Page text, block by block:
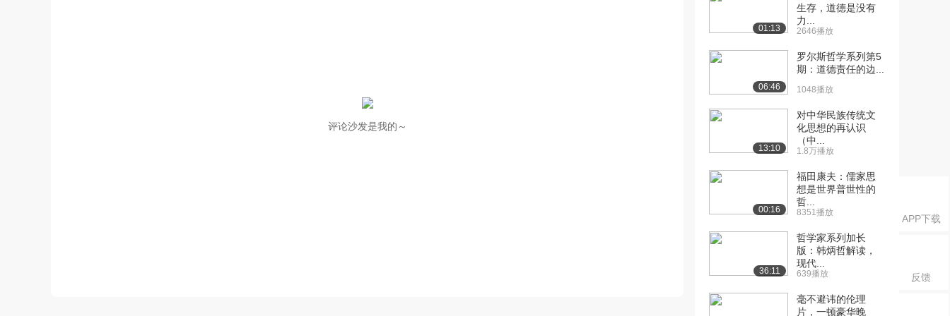
APP下载
反馈
评论沙发是我的～
01:13
生存，道德是没有
力...
2646播放
06:46
罗尔斯哲学系列第5
期：道德责任的边...
1048播放
13:10
对中华民族传统文
化思想的再认识
（中...
1.8万播放
00:16
福田康夫：儒家思
想是世界普世性的
哲...
8351播放
36:11
哲学家系列加长
版：韩炳哲解读，
现代...
639播放
毫不避讳的伦理
片，一顿豪华晚